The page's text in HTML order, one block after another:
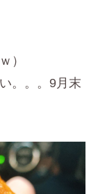
）
。。。9月末